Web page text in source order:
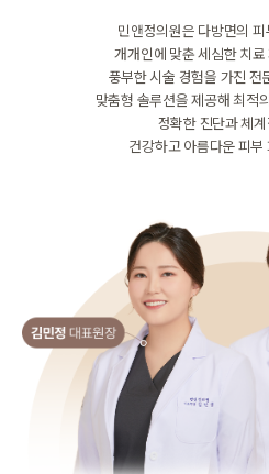
민앤정의원은 다방면의
개개인에 맞춘 세심한 치
풍부한 시술 경험을 가진 전
맞춤형 솔루션을 제공해 최적
정확한 진단과 체
건강하고 아름다운 피부